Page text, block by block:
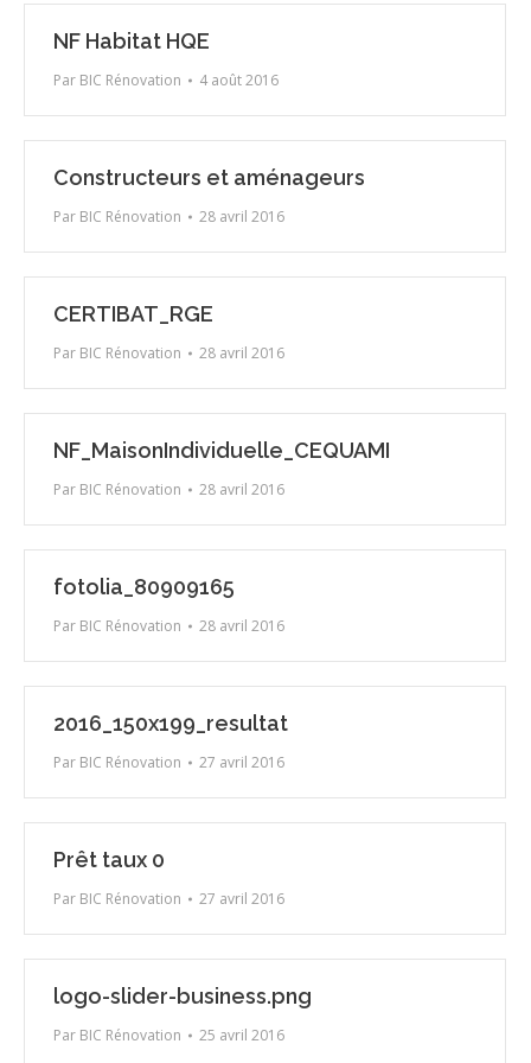
NF Habitat HQE
Par BIC Rénovation 4 août 2016
Constructeurs et aménageurs
Par BIC Rénovation 28 avril 2016
CERTIBAT_RGE
Par BIC Rénovation 28 avril 2016
NF_MaisonIndividuelle_CEQUAMI
Par BIC Rénovation 28 avril 2016
fotolia_80909165
Par BIC Rénovation 28 avril 2016
2016_150x199_resultat
Par BIC Rénovation 27 avril 2016
Prêt taux 0
Par BIC Rénovation 27 avril 2016
logo-slider-business.png
Par BIC Rénovation 25 avril 2016